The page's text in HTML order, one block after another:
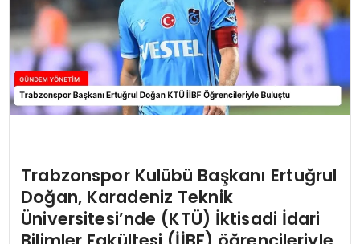
Trabzonspor Kulübü Başkanı Ertuğrul
Doğan, Karadeniz Teknik
Üniversitesi’nde (KTÜ) İktisadi İdari